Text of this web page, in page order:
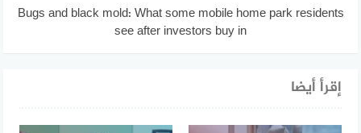
Bugs and black mold: What some mobile home park residents
see after investors buy in
إقرأ أيضا